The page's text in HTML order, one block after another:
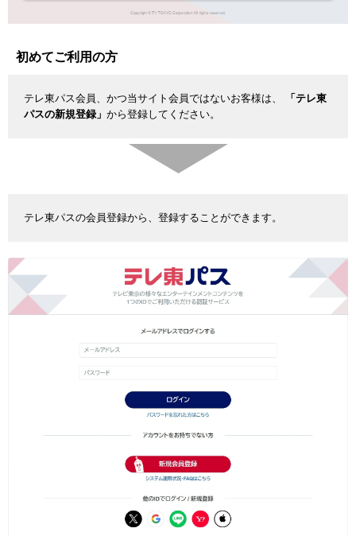
初めてご利用の方
テレ東パス会員、かつ当サイト会員ではないお客様は、
「テレ東
パスの新規登録」 から登録してください。
テレ東パスの会員登録から、登録することができます。